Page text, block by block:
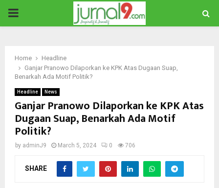
PRIMARY
Home
Headline
Ganjar Pranowo Dilaporkan ke KPK Atas Dugaan Suap,
Benarkah Ada Motif Politik?
Headline News
Ganjar Pranowo Dilaporkan ke KPK Atas
Dugaan Suap, Benarkah Ada Motif
Politik?
by adminJ9 March 5, 2024 0 706
SHARE